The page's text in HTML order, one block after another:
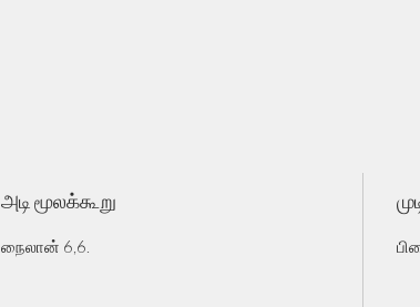
அடி மூலக்கூறு
நைலான் 6,6.